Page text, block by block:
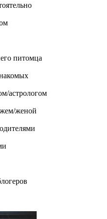
питомца
астрологом
женой